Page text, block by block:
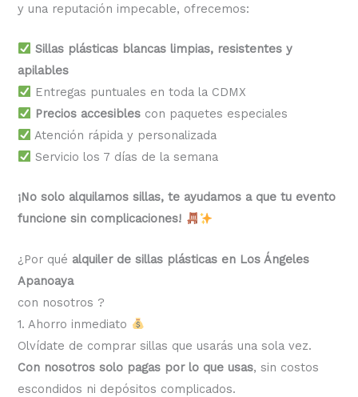
y una reputación impecable, ofrecemos:
Sillas plásticas blancas limpias, resistentes y
apilables
Entregas puntuales en toda la CDMX
Precios accesibles con paquetes especiales
Atención rápida y personalizada
Servicio los 7 días de la semana
¡No solo alquilamos sillas, te ayudamos a que tu evento
funcione sin complicaciones!
¿Por qué alquiler de sillas plásticas en Los Ángeles
Apanoaya
con nosotros ?
1. Ahorro inmediato
Olvídate de comprar sillas que usarás una sola vez.
Con nosotros solo pagas por lo que usas, sin costos
escondidos ni depósitos complicados.